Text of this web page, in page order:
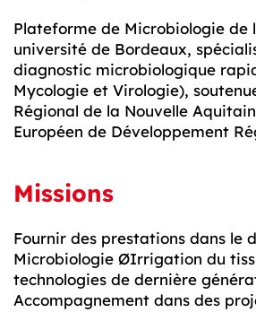
Plateforme de Microbiologie de
université de Bordeaux,
diagnostic microbiologique
Mycologie et Virologie),
Régional de la Nouvelle
Européen de Développement
Missions
Fournir des prestations dans le
Microbiologie ØIrrigation du
technologies de dernière
Accompagnement dans des